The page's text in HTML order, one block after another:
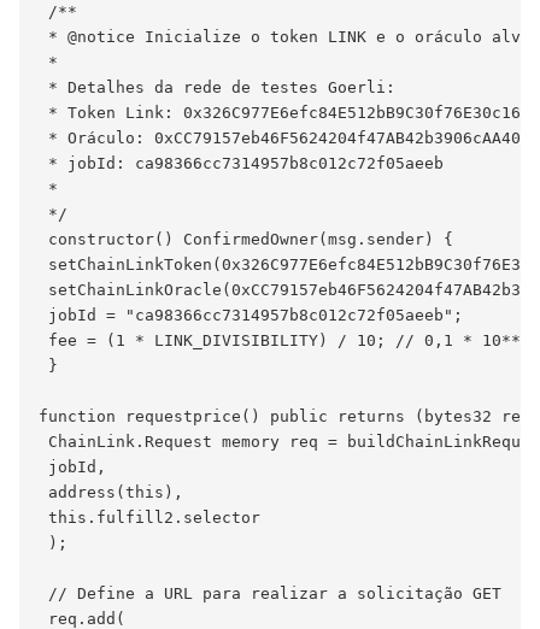
/**
* @notice Inicialize o token LINK e o oráculo alvo
*
* Detalhes da rede de testes Goerli:
* Token Link:
* Oráculo:
* jobId: ca98366cc7314957b8c012c72f05aeeb
*
*/
constructor() ConfirmedOwner(msg.sender) {
jobId = "ca98366cc7314957b8c012c72f05aeeb";
fee = (1 * LINK_DIVISIBILITY) / 10; // 0,1 *
}
function requestprice() public returns (bytes32
ChainLink.Request memory req =
jobId,
address(this),
this.fulfill2.selector
);
// Define a URL para realizar a solicitação GET
req.add(